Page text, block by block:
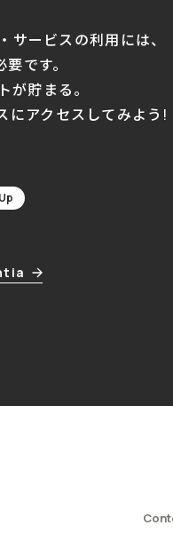
ービスの利用には、
です。
が貯まる。
にアクセスしてみよう!